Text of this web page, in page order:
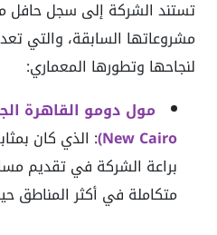
تستند الشركة إلى سجل حافل
مشروعاتها السابقة، والتي
لنجاحها وتطورها المعماري:
New Cairo) : الذي كان
براعة الشركة في تقديم
متكاملة في أكثر المناطق